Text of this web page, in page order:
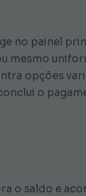
no painel
mesmo
opções
o
o saldo e